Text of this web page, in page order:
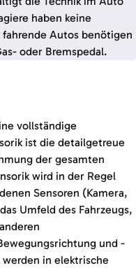
haben keine
Autos benötigen
oder Bremspedal.
vollständige
ist die detailgetreue
der gesamten
wird in der Regel
Sensoren (Kamera,
Umfeld des Fahrzeugs,
und -
in elektrische